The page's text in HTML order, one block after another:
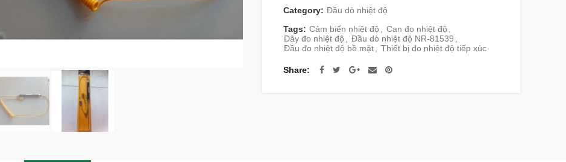
Category: Đầu dò nhiệt độ
Tags: Cảm biến nhiệt độ , Can đo nhiệt độ ,
Dây đo nhiệt độ , Đầu dò nhiệt độ NR-81539 ,
Đầu đo nhiệt độ bề mặt , Thiết bị đo nhiệt độ tiếp xúc
Share